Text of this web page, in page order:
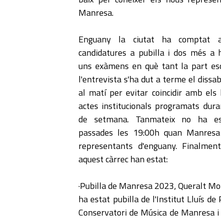
Manresa.
Enguany la ciutat ha comptat
candidatures a pubilla i dos més a
uns exàmens en què tant la part
l'entrevista s'ha dut a terme el
al matí per evitar coincidir amb els
actes institucionals programats
de setmana. Tanmateix no ha
passades les 19:00h quan
representants d'enguany.
aquest càrrec han estat:
·Pubilla de Manresa 2023, Queralt
ha estat pubilla de l'Institut Lluís de
Conservatori de Música de Manresa